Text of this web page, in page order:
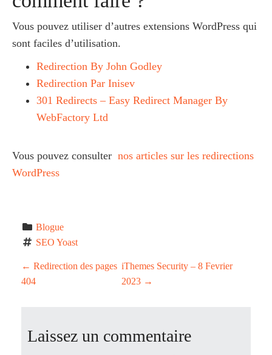
Vous pouvez utiliser d’autres extensions WordPress qui
sont faciles d’utilisation.
Redirection By John Godley
Redirection Par Inisev
301 Redirects – Easy Redirect Manager By
WebFactory Ltd
Vous pouvez consulter nos articles sur les redirections
WordPress
Blogue
SEO Yoast
P
← Redirection des pages
404
iThemes Security – 8 Fevrier
2023 →
Laissez un commentaire